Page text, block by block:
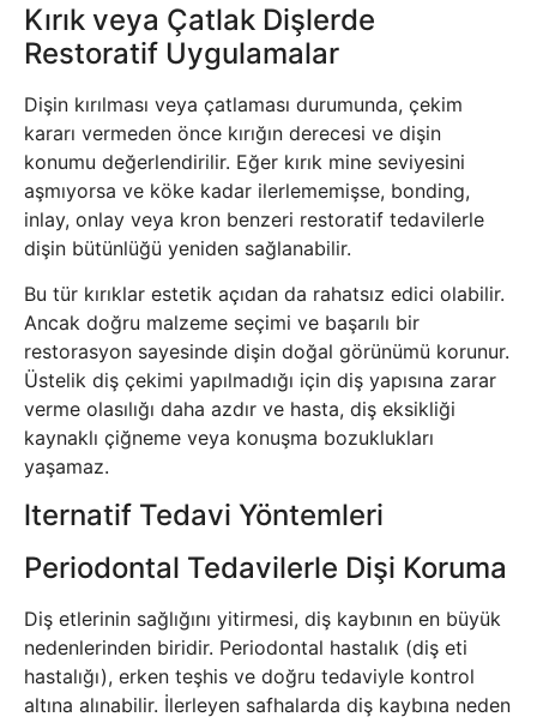
Kırık veya Çatlak Dişlerde
Restoratif Uygulamalar
Dişin kırılması veya çatlaması durumunda, çekim
kararı vermeden önce kırığın derecesi ve dişin
konumu değerlendirilir. Eğer kırık mine seviyesini
aşmıyorsa ve köke kadar ilerlememişse, bonding,
inlay, onlay veya kron benzeri restoratif tedavilerle
dişin bütünlüğü yeniden sağlanabilir.
Bu tür kırıklar estetik açıdan da rahatsız edici olabilir.
Ancak doğru malzeme seçimi ve başarılı bir
restorasyon sayesinde dişin doğal görünümü korunur.
Üstelik diş çekimi yapılmadığı için diş yapısına zarar
verme olasılığı daha azdır ve hasta, diş eksikliği
kaynaklı çiğneme veya konuşma bozuklukları
yaşamaz.
lternatif Tedavi Yöntemleri
Periodontal Tedavilerle Dişi Koruma
Diş etlerinin sağlığını yitirmesi, diş kaybının en büyük
nedenlerinden biridir. Periodontal hastalık (diş eti
hastalığı), erken teşhis ve doğru tedaviyle kontrol
altına alınabilir. İlerleyen safhalarda diş kaybına neden